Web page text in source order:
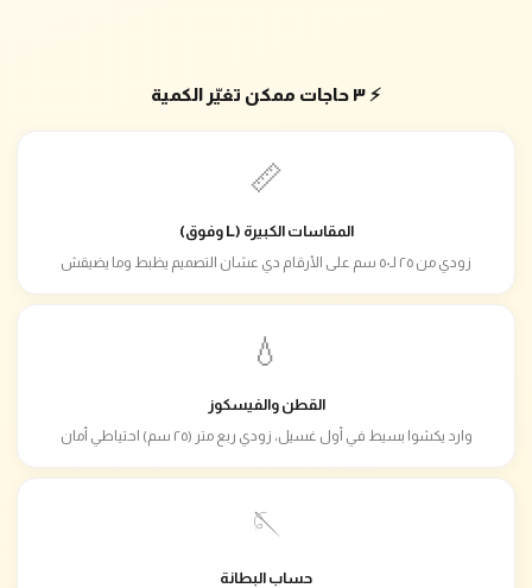
⚡ ٣ حاجات ممكن تغيّر الكمية
📏
المقاسات الكبيرة (L وفوق)
زودي من ٢٥ لـ٥٠ سم على الأرقام دي عشان التصميم يظبط وما يضيقش
💧
القطن والفيسكوز
وارد يكشوا بسيط في أول غسيل، زودي ربع متر (٢٥ سم) احتياطي أمان
🪡
حساب البطانة